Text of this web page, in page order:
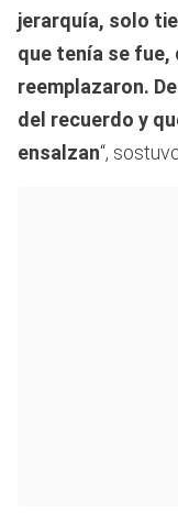
jerarquía, solo
que tenía se fue,
reemplazaron.
del recuerdo y
ensalzan“,